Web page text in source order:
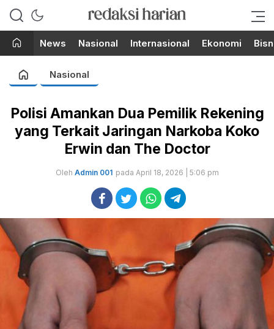
RedaksiHarian.com
Berita Terupdate dari Redaksi
News Nasional Internasional Ekonomi
Nasional
Polisi Amankan Dua Pemilik Rekening
yang Terkait Jaringan Narkoba Koko
Erwin dan The Doctor
Oleh Admin 001 pada April 18, 2026 | 5:06 pm